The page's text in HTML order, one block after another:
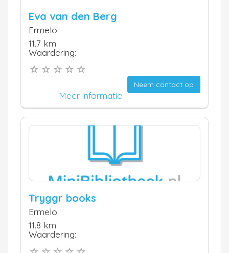
Eva van den Berg
Ermelo
11.7 km
Waardering:
Neem contact op
Meer informatie
Tryggr books
Ermelo
11.8 km
Waardering: